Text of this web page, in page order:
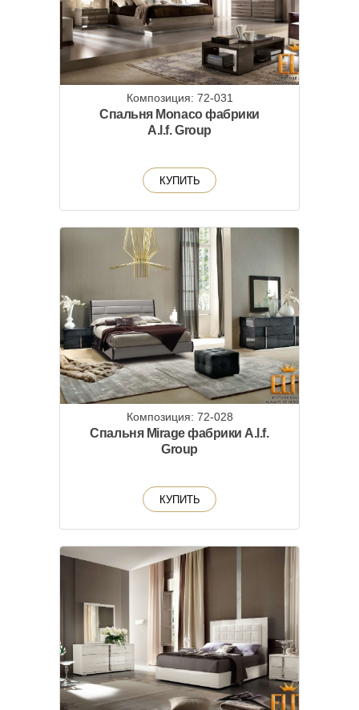
Композиция: 72-031
Спальня Monaco фабрики
A.l.f. Group
КУПИТЬ
Композиция: 72-028
Спальня Mirage фабрики A.l.f.
Group
КУПИТЬ